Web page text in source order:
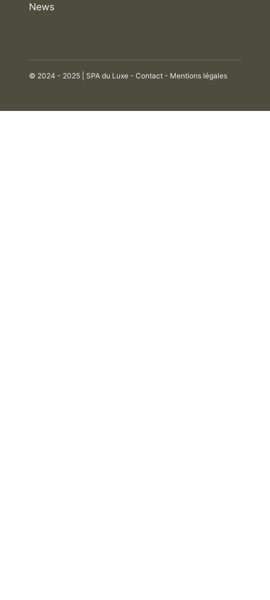
News
© 2024 - 2025 | SPA du Luxe - Contact - Mentions légales